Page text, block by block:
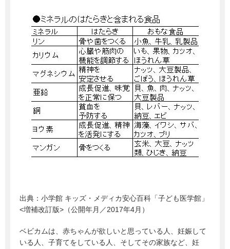
出典： 小学館 キッズ・メディカ安心百科「子ども医学館」
<増補改訂版>（公開年月／2017年4月）
ベビカムは、赤ちゃんが欲しいと思っている人、妊娠して
いる人、子育てをしている人、そしてその家族など、妊